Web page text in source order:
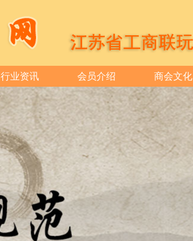
行业资讯 会员介绍 商会文化